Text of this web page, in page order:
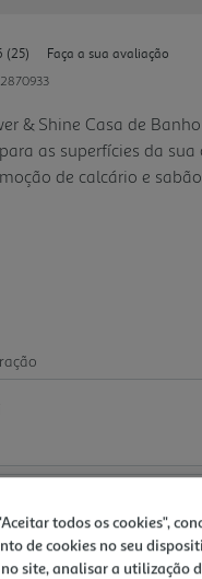
Leu
25
Link
para
a
mesma
página.
(25)
Faça a sua avaliação
& Shine Casa de
as superfícies da sua
de calcário e
100%
a recarga Cif! 1.
no spray e use
todos os cookies",
de cookies no seu
site, analisar a utilização